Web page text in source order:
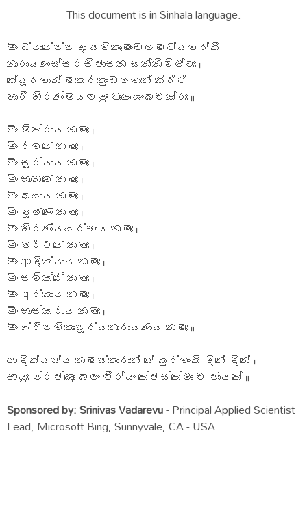
This document is in Sinhala language.
ඕං ධ්යායේස්සදා සවිතෘමංඩලමධ්යවර්තී
නාරායණස්සරසිජාසන සන්නිවිෂ්ටඃ ।
කේයූරවාන් මකරකුංඩලවාන් කිරීටී
හාරී හිරණ්මයවපුඃ ධෘතශංඛචක්රඃ ॥
ඕං මිත්රාය නමඃ ।
ඕං රවයේ නමඃ ।
ඕං සූර්යාය නමඃ ।
ඕං භානවේ නමඃ ।
ඕං ඛගාය නමඃ ।
ඕං පූෂ්ණේ නමඃ ।
ඕං හිරණ්යගර්භාය නමඃ ।
ඕං මරීචයේ නමඃ ।
ඕං ආදිත්යාය නමඃ ।
ඕං සවිත්රේ නමඃ ।
ඕං අර්කාය නමඃ ।
ඕං භාස්කරාය නමඃ ।
ඕං ශ්රීසවිතෘසූර්යනාරායණාය නමඃ ॥
ආදිත්යස්ය නමස්කාරාන් යේ කුර්වංති දිනේ දිනේ ।
ආයුඃ ප්රජ්ඤාං බලං වීර්යං තේජස්තේෂාං ච ජායතේ ॥
Sponsored by: Srinivas Vadarevu- Principal Applied Scientist
Lead, Microsoft Bing, Sunnyvale, CA - USA.